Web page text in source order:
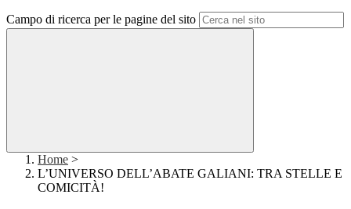
Campo di ricerca per le pagine del sito
Home >
L’UNIVERSO DELL’ABATE GALIANI: TRA STELLE E
COMICITÀ!